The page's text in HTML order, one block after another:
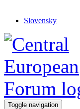
Slovensky
Toggle navigation